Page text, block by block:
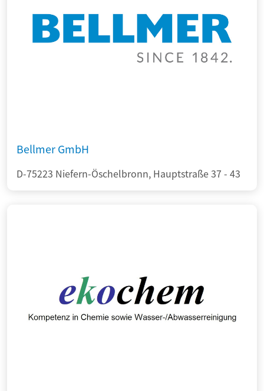
Bellmer GmbH
D-75223 Niefern-Öschelbronn, Hauptstraße 37 - 43